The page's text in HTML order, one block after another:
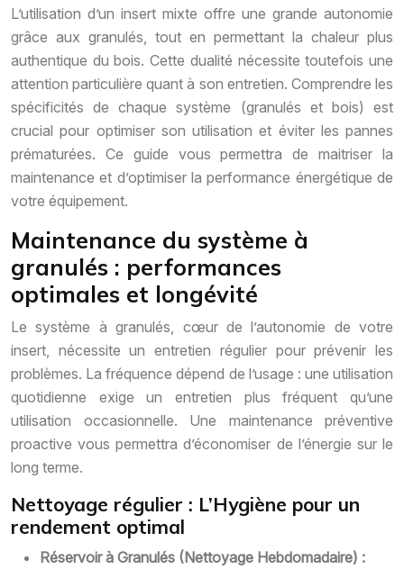
L’utilisation d’un insert mixte offre une grande autonomie
grâce aux granulés, tout en permettant la chaleur plus
authentique du bois. Cette dualité nécessite toutefois une
attention particulière quant à son entretien. Comprendre les
spécificités de chaque système (granulés et bois) est
crucial pour optimiser son utilisation et éviter les pannes
prématurées. Ce guide vous permettra de maitriser la
maintenance et d’optimiser la performance énergétique de
votre équipement.
Maintenance du système à
granulés : performances
optimales et longévité
Le système à granulés, cœur de l’autonomie de votre
insert, nécessite un entretien régulier pour prévenir les
problèmes. La fréquence dépend de l’usage : une utilisation
quotidienne exige un entretien plus fréquent qu’une
utilisation occasionnelle. Une maintenance préventive
proactive vous permettra d’économiser de l’énergie sur le
long terme.
Nettoyage régulier : L’Hygiène pour un
rendement optimal
Réservoir à Granulés (Nettoyage Hebdomadaire) :